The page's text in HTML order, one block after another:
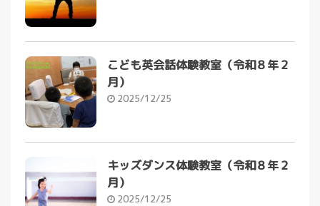
こども英会話体験教室（令和８年２
月）
2025/12/25
キッズダンス体験教室（令和８年２
月）
2025/12/25